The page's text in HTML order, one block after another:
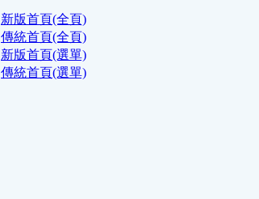
新版首頁(全頁)
傳統首頁(全頁)
新版首頁(選單)
傳統首頁(選單)